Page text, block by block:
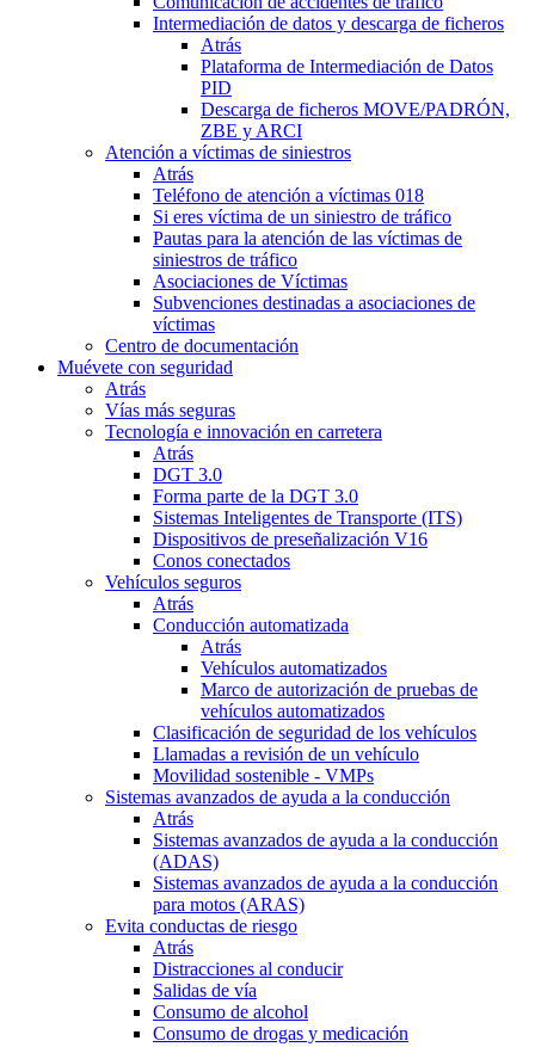
Intermediación de datos y descarga de ficheros
Atrás
Plataforma de Intermediación de Datos
PID
Descarga de ficheros MOVE/PADRÓN,
ZBE y ARCI
Atención a víctimas de siniestros
Atrás
Teléfono de atención a víctimas 018
Si eres víctima de un siniestro de tráfico
Pautas para la atención de las víctimas de
siniestros de tráfico
Asociaciones de Víctimas
Subvenciones destinadas a asociaciones de
víctimas
Centro de documentación
Muévete con seguridad
Atrás
Vías más seguras
Tecnología e innovación en carretera
Atrás
DGT 3.0
Forma parte de la DGT 3.0
Sistemas Inteligentes de Transporte (ITS)
Dispositivos de preseñalización V16
Conos conectados
Vehículos seguros
Atrás
Conducción automatizada
Atrás
Vehículos automatizados
Marco de autorización de pruebas de
vehículos automatizados
Clasificación de seguridad de los vehículos
Llamadas a revisión de un vehículo
Movilidad sostenible - VMPs
Sistemas avanzados de ayuda a la conducción
Atrás
Sistemas avanzados de ayuda a la conducción
(ADAS)
Sistemas avanzados de ayuda a la conducción
para motos (ARAS)
Evita conductas de riesgo
Atrás
Distracciones al conducir
Salidas de vía
Consumo de alcohol
Consumo de drogas y medicación